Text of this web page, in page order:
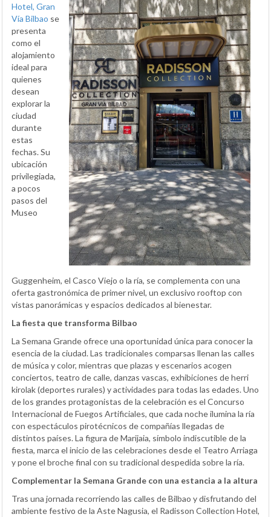
Hotel, Gran
Vía Bilbao se
presenta
como el
alojamiento
ideal para
quienes
desean
explorar la
ciudad
durante
estas
fechas. Su
ubicación
privilegiada,
a pocos
pasos del
Museo
Guggenheim, el Casco Viejo o la ría, se complementa con una
oferta gastronómica de primer nivel, un exclusivo rooftop con
vistas panorámicas y espacios dedicados al bienestar.
La fiesta que transforma Bilbao
La Semana Grande ofrece una oportunidad única para conocer la
esencia de la ciudad. Las tradicionales comparsas llenan las calles
de música y color, mientras que plazas y escenarios acogen
conciertos, teatro de calle, danzas vascas, exhibiciones de herri
kirolak (deportes rurales) y actividades para todas las edades. Uno
de los grandes protagonistas de la celebración es el Concurso
Internacional de Fuegos Artificiales, que cada noche ilumina la ría
con espectáculos pirotécnicos de compañías llegadas de
distintos países. La figura de Marijaia, símbolo indiscutible de la
fiesta, marca el inicio de las celebraciones desde el Teatro Arriaga
y pone el broche final con su tradicional despedida sobre la ría.
Complementar la Semana Grande con una estancia a la altura
Tras una jornada recorriendo las calles de Bilbao y disfrutando del
ambiente festivo de la Aste Nagusia, el Radisson Collection Hotel,